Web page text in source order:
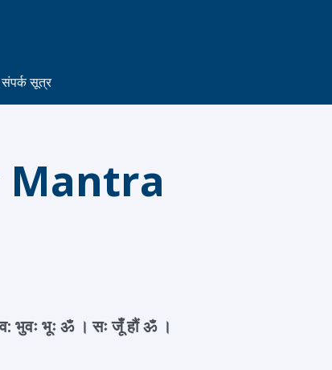
संपर्क सूत्र
Mantra
स्व: भुवः भूः ॐ । सः जूँ हौं ॐ ।